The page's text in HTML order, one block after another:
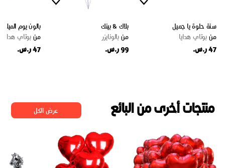
سنة حلوة يا جميل
من بوتاي هدايا
47 ر.س.
بلاك & بينك
من بالونايزر
99 ر.س.
بالون يوم الميلاد 2
من بوتاي هدايا
47 ر.س.
منتجات أخرى من البائع عرض الكل